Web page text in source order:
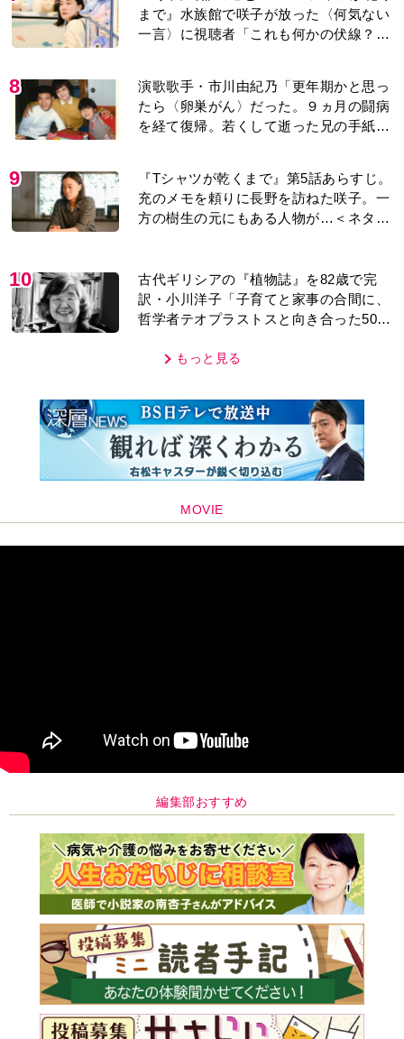
まで』水族館で咲子が放った〈何気ない
一言〉に視聴者「これも何かの伏線？」
8
演歌歌手・市川由紀乃「更年期かと思っ
たら〈卵巣がん〉だった。９ヵ月の闘病
を経て復帰。若くして逝った兄の手紙を
9
『Tシャツが乾くまで』第5話あらすじ。
充のメモを頼りに長野を訪ねた咲子。一
方の樹生の元にもある人物が…＜ネタバ
10
古代ギリシアの『植物誌』を82歳で完
訳・小川洋子「子育てと家事の合間に、
哲学者テオプラストスと向き合った50
もっと見る
MOVIE
編集部おすすめ